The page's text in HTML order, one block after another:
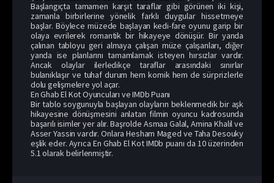
Başlangıçta tamamen karşıt taraflar gibi görünen iki kişi,
zamanla birbirlerine yönelik farklı duygular hissetmeye
başlar. Böylece müzede başlayan kedi-fare oyunu garip bir
olaya evrilerek romantik bir hikayeye dönüşür. Bir yanda
çalınan tabloyu geri almaya çalışan müze çalışanları, diğer
yanda ise planlarını tamamlamak isteyen hırsızlar vardır.
Ancak olaylar ilerledikçe taraflar arasındaki sınırlar
bulanıklaşır ve tuhaf durum hem komik hem de sürprizlerle
dolu gelişmelere yol açar.
En Ghab El Kot Oyuncuları ve IMDb Puanı
Bir tablo soygunuyla başlayan olayların beklenmedik bir aşk
hikayesine dönüşmesini anlatan filmin oyuncu kadrosunda
başarılı isimler yer alır. Başrolde Asmaa Galal, Amina Khalil ve
Asser Yassin vardır. Onlara Hesham Maged ve Taha Desouky
eşlik eder. Ayrıca En Ghab El Kot IMDb puanı da 10 üzerinden
5.1 olarak belirlenmiştir.